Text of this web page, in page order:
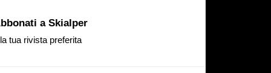
a Skialper
la tua rivista preferita